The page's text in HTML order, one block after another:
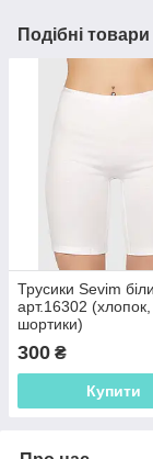
Подібні товари
Трусики Sevim
арт.16302 (хлопок,
шортики)
300 ₴
Купити